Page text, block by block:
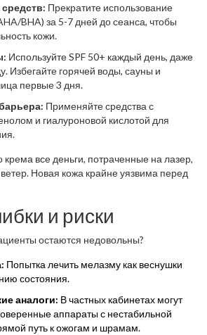
Прекратите использование
BHA) за 5-7 дней до сеанса, чтобы
кожи.
Используйте SPF 50+ каждый день, даже
Избегайте горячей воды, сауны и
первые 3 дня.
Применяйте средства с
и гиалуроновой кислотой для
крема все деньги, потраченные на лазер,
Новая кожа крайне уязвима перед
и риски
остаются недовольны?
Попытка лечить мелазму как веснушки
состояния.
аналоги: В частных кабинетах могут
аппараты с нестабильной
путь к ожогам и шрамам.